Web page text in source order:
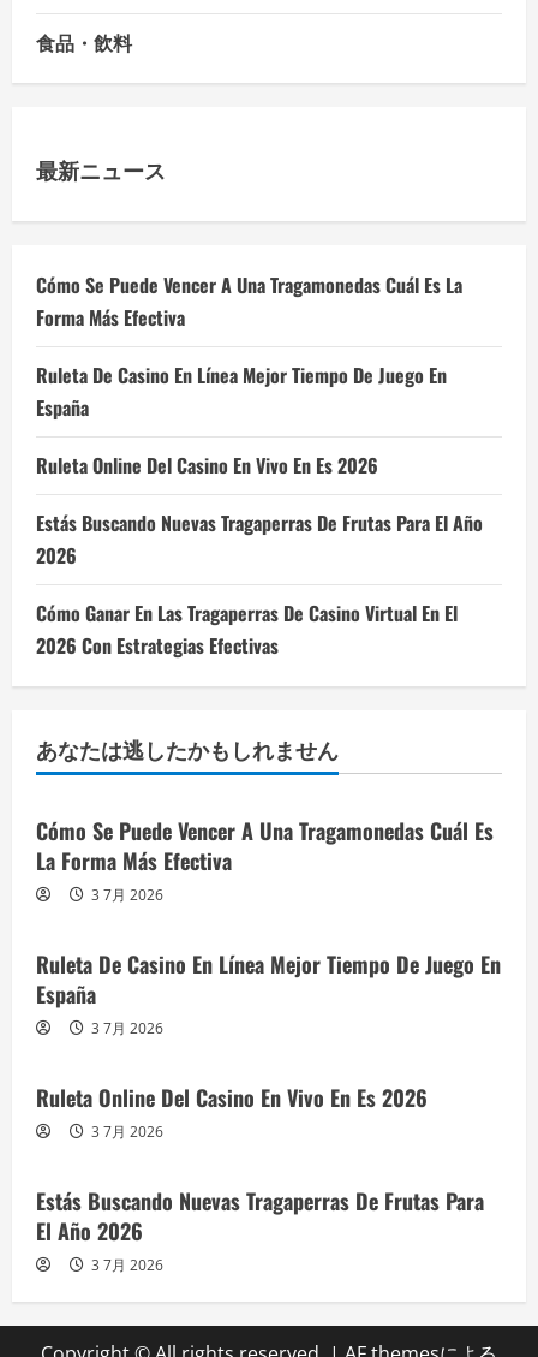
食品・飲料
最新ニュース
Cómo Se Puede Vencer A Una Tragamonedas Cuál Es La
Forma Más Efectiva
Ruleta De Casino En Línea Mejor Tiempo De Juego En
España
Ruleta Online Del Casino En Vivo En Es 2026
Estás Buscando Nuevas Tragaperras De Frutas Para El Año
2026
Cómo Ganar En Las Tragaperras De Casino Virtual En El
2026 Con Estrategias Efectivas
あなたは逃したかもしれません
Cómo Se Puede Vencer A Una Tragamonedas Cuál Es
La Forma Más Efectiva
3 7月 2026
Ruleta De Casino En Línea Mejor Tiempo De Juego En
España
3 7月 2026
Ruleta Online Del Casino En Vivo En Es 2026
3 7月 2026
Estás Buscando Nuevas Tragaperras De Frutas Para
El Año 2026
3 7月 2026